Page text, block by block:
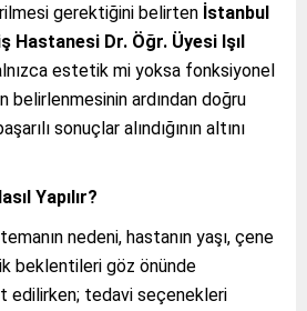
gerektiğini belirten İstanbul
Hastanesi Dr. Öğr. Üyesi Işıl
estetik mi yoksa fonksiyonel
belirlenmesinin ardından doğru
sonuçlar alındığının altını
Yapılır?
nedeni, hastanın yaşı, çene
beklentileri göz önünde
edilirken; tedavi seçenekleri